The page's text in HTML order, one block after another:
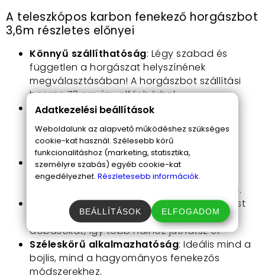
A teleszkópos karbon fenekező horgászbot
3,6m részletes előnyei
Könnyű szállíthatóság: Légy szabad és
független a horgászat helyszínének
megválasztásában! A horgászbot szállítási
hossza 73 cm, így elfér bárhol.
Rugalmasság és erő: A karbon anyagú
erőtartalékot biztosít, ezáltal minden
helyzetben megállja a helyét.
Hajlékony spicc: Könnyedén észlelheted a
kapásokat és élvezheted a halakkal való
küzdelmet, anélkül, hogy a horog leakadna.
Távoli dobások lehetősége: A gerinces test
lehetővé teszi a hosszabb távra történő
dobásokat, így több halhoz juthatsz el.
Széleskörű alkalmazhatóság: Ideális mind a
bojlis, mind a hagyományos fenekezős
módszerekhez.
Adatkezelési beállítások
Weboldalunk az alapvető működéshez szükséges
cookie-kat használ. Szélesebb körű
funkcionalitáshoz (marketing, statisztika,
személyre szabás) egyéb cookie-kat
engedélyezhet. Részletesebb információk.
BEÁLLÍTÁSOK ELFOGADOM